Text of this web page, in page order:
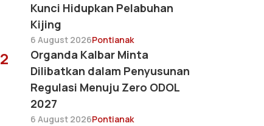
Kunci Hidupkan Pelabuhan
Kijing
6 August 2026Pontianak
2
Organda Kalbar Minta
Dilibatkan dalam Penyusunan
Regulasi Menuju Zero ODOL
2027
6 August 2026Pontianak